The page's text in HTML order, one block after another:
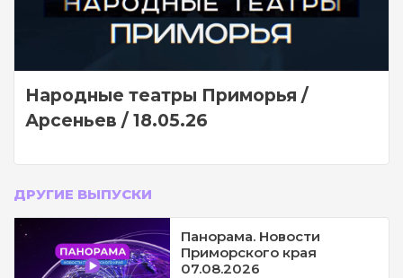
Народные театры Приморья /
Арсеньев / 18.05.26
ДРУГИЕ ВЫПУСКИ
Панорама. Новости
Приморского края
07.08.2026